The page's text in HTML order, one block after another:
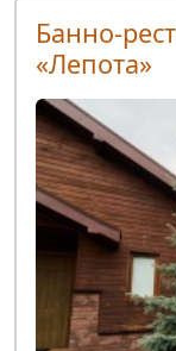
Банно-
«Лепота»